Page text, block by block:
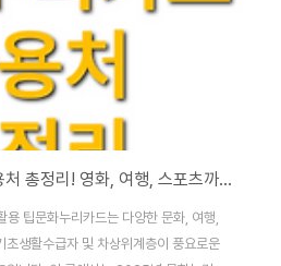
2025년 문화누리카드 사용처 총정리! 영화, 여행, 스포츠까지 활용 팁 대공개
팁문화누리카드는 다양한 문화, 여행,
초생활수급자 및 차상위계층이 풍요로운